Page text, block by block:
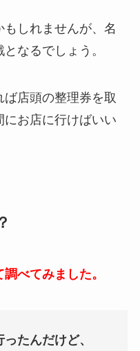
しれませんが、名
なるでしょう。
ば店頭の整理券を取
にお店に行けばいい
べてみました。
たんだけど、